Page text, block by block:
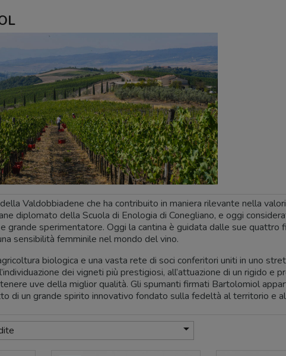
Valdobbiadene che ha contribuito in maniera rilevante nella
diplomato della Scuola di Enologia di Conegliano, e oggi
sperimentatore. Oggi la cantina è guidata dalle sue quattro
sensibilità femminile nel mondo del vino.
biologica e una vasta rete di soci conferitori uniti in uno
dei vigneti più prestigiosi, all’attuazione di un rigido e
uve della miglior qualità. Gli spumanti firmati Bartolomiol
di un grande spirito innovativo fondato sulla fedeltà al territorio e
